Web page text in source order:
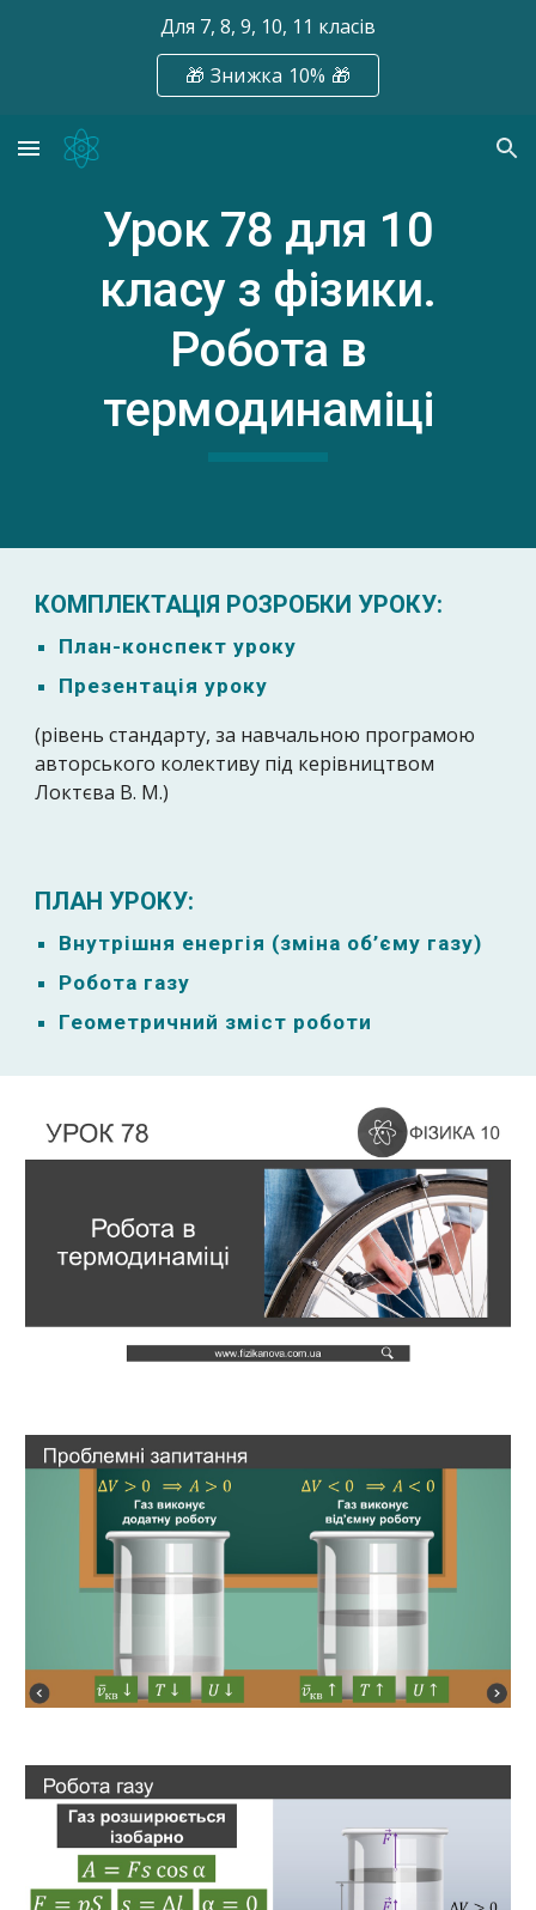
Skip to main content
Для 7, 8, 9, 10, 11 класів
🎁 Знижка 10% 🎁
Урок 78 для 10
класу з фізики.
Робота в
термодинаміці
КОМПЛЕКТАЦІЯ РОЗРОБКИ УРОКУ:
План-конспект уроку
Презентація уроку
(рівень стандарту, за навчальною програмою
авторського колективу під керівництвом
Локтєва В. М.)
ПЛАН УРОКУ:
Внутрішня енергія (зміна об’єму газу)
Робота газу
Геометричний зміст роботи